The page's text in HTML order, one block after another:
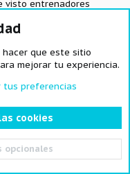
visto entrenadores
caballos que se le
hace y de quien llevan
que no tocan en la
el gusto por correr y
saben lo que les gusta y
cosas y los dirigen
conviene a los animales
hacer que este sitio
mejorar tu experiencia.
tus preferencias
cookies
opcionales